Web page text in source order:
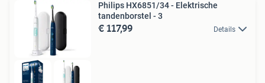
Philips HX6851/34 - Elektrische
tandenborstel - 3
€ 117,99 Details